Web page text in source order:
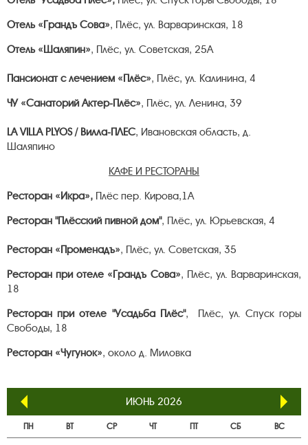
Отель «Грандъ Сова», Плёс, ул. Варваринская, 18
Отель «Шаляпин», Плёс, ул. Советская, 25А
Пансионат с лечением «Плёс», Плёс, ул. Калинина, 4
ЧУ «Санаторий Актер-Плёс», Плёс, ул. Ленина, 39
LA VILLA PLYOS / Вилла-ПЛЕС, Ивановская область, д.
Шаляпино
КАФЕ И РЕСТОРАНЫ
Ресторан «Икра», Плёс пер. Кирова,1А
Ресторан "Плёсский пивной дом", Плёс, ул. Юрьевская, 4
Ресторан «Променадъ», Плёс, ул. Советская, 35
Ресторан при отеле «Грандъ Сова», Плёс, ул. Варваринская,
18
Ресторан при отеле "Усадьба Плёс", Плёс, ул. Спуск горы
Свободы, 18
Ресторан «Чугунок», около д. Миловка
ИЮНЬ 2026
ПН ВТ СР ЧТ ПТ СБ ВС